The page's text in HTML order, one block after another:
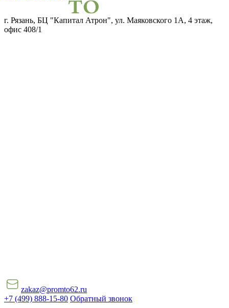
г. Рязань, БЦ "Капитал Атрон", ул. Маяковского 1А, 4 этаж,
офис 408/1
zakaz@promto62.ru
+7 (499) 888-15-80 Обратный звонок